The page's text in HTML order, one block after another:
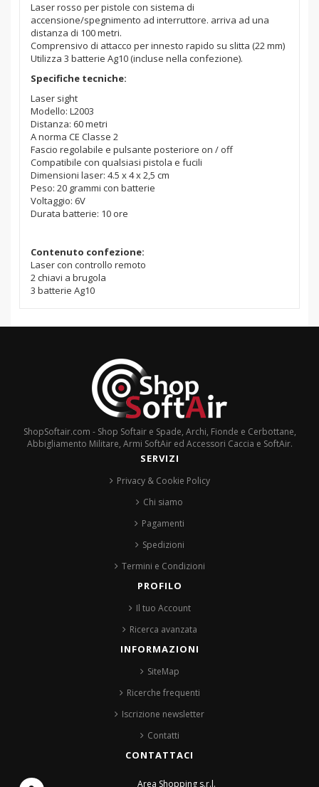
Laser rosso per pistole con sistema di
accensione/spegnimento ad interruttore. arriva ad una
distanza di 100 metri.
Comprensivo di attacco per innesto rapido su slitta (22 mm)
Utilizza 3 batterie Ag10 (incluse nella confezione).
Specifiche tecniche:
Laser sight
Modello: L2003
Distanza: 60 metri
A norma CE Classe 2
Fascio regolabile e pulsante posteriore on / off
Compatibile con qualsiasi pistola e fucili
Dimensioni laser: 4.5 x 4 x 2,5 cm
Peso: 20 grammi con batterie
Voltaggio: 6V
Durata batterie: 10 ore
Contenuto confezione:
Laser con controllo remoto
2 chiavi a brugola
3 batterie Ag10
ShopSoftair.com - Shop Softair e Spade, Archi, Fionde e Cerbottane,
Abbigliamento Militare, Armi SoftAir ed Accessori Caccia e SoftAir.
SERVIZI
Privacy & Cookie Policy
Chi siamo
Pagamenti
Spedizioni
Termini e Condizioni
PROFILO
Il tuo Account
Ricerca avanzata
INFORMAZIONI
SiteMap
Ricerche frequenti
Iscrizione newsletter
Contatti
CONTATTACI
Area Shopping s.r.l.